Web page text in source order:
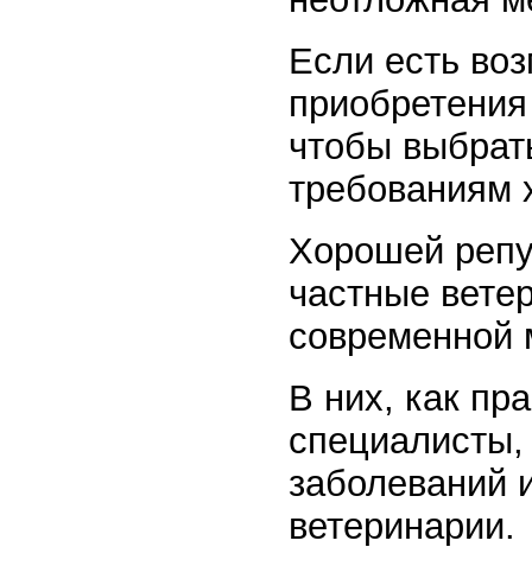
Если есть
чтобы
требованиям
Хорошей
частные
современной
В них, как
заболеваний
ветеринарии.